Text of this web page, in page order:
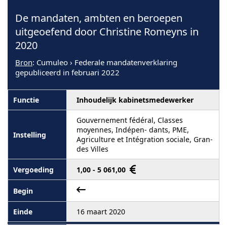
De mandaten, ambten en beroepen
uitgeoefend door Christine Romeyns in
2020
Bron: Cumuleo › Federale mandatenverklaring
gepubliceerd in februari 2022
Inhoudelijk kabinetsmedewerker
Gouvernement fédéral, Classes
moyennes, Indépen- dants, PME,
Agriculture et Intégration sociale, Gran-
des Villes
1,00 - 5 061,00
16 maart 2020